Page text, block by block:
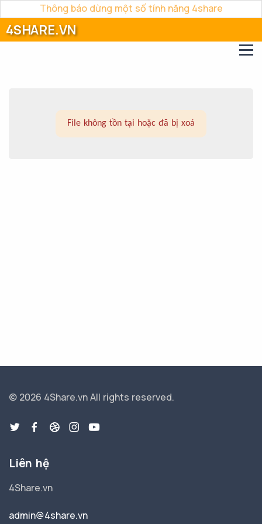
Thông báo dừng một số tính năng 4share
4SHARE.VN
File không tồn tại hoặc đã bị xoá
© 2026 4Share.vnAll rights reserved.
Liên hệ
4Share.vn
admin@4share.vn